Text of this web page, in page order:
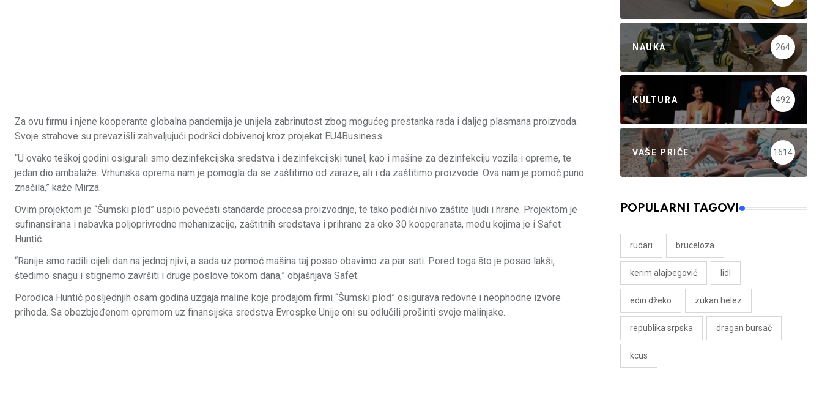
Za ovu firmu i njene kooperante globalna pandemija je unijela zabrinutost zbog mogućeg prestanka rada i daljeg plasmana proizvoda.
Svoje strahove su prevazišli zahvaljujući podršci dobivenoj kroz projekat EU4Business.
“U ovako teškoj godini osigurali smo dezinfekcijska sredstva i dezinfekcijski tunel, kao i mašine za dezinfekciju vozila i opreme, te
jedan dio ambalaže. Vrhunska oprema nam je pomogla da se zaštitimo od zaraze, ali i da zaštitimo proizvode. Ova nam je pomoć puno
značila,” kaže Mirza.
Ovim projektom je “Šumski plod” uspio povećati standarde procesa proizvodnje, te tako podići nivo zaštite ljudi i hrane. Projektom je
sufinansirana i nabavka poljoprivredne mehanizacije, zaštitnih sredstava i prihrane za oko 30 kooperanata, među kojima je i Safet
Huntić.
“Ranije smo radili cijeli dan na jednoj njivi, a sada uz pomoć mašina taj posao obavimo za par sati. Pored toga što je posao lakši,
štedimo snagu i stignemo završiti i druge poslove tokom dana,” objašnjava Safet.
Porodica Huntić posljednjih osam godina uzgaja maline koje prodajom firmi “Šumski plod” osigurava redovne i neophodne izvore
prihoda. Sa obezbjeđenom opremom uz finansijska sredstva Evrospke Unije oni su odlučili proširiti svoje malinjake.
NAUKA 264
KULTURA 492
VAŠE PRIČE 1614
POPULARNI TAGOVI
rudari bruceloza
kerim alajbegović lidl
edin džeko zukan helez
republika srpska dragan bursač
kcus